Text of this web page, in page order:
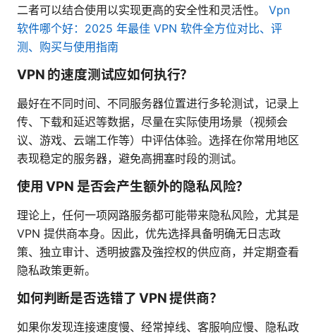
二者可以结合使用以实现更高的安全性和灵活性。 Vpn
软件哪个好：2025 年最佳 VPN 软件全方位对比、评
测、购买与使用指南
VPN 的速度测试应如何执行？
最好在不同时间、不同服务器位置进行多轮测试，记录上
传、下载和延迟等数据，尽量在实际使用场景（视频会
议、游戏、云端工作等）中评估体验。选择在你常用地区
表现稳定的服务器，避免高拥塞时段的测试。
使用 VPN 是否会产生额外的隐私风险？
理论上，任何一项网路服务都可能带来隐私风险，尤其是
VPN 提供商本身。因此，优先选择具备明确无日志政
策、独立审计、透明披露及強控权的供应商，并定期查看
隐私政策更新。
如何判断是否选错了 VPN 提供商？
如果你发现连接速度慢、经常掉线、客服响应慢、隐私政